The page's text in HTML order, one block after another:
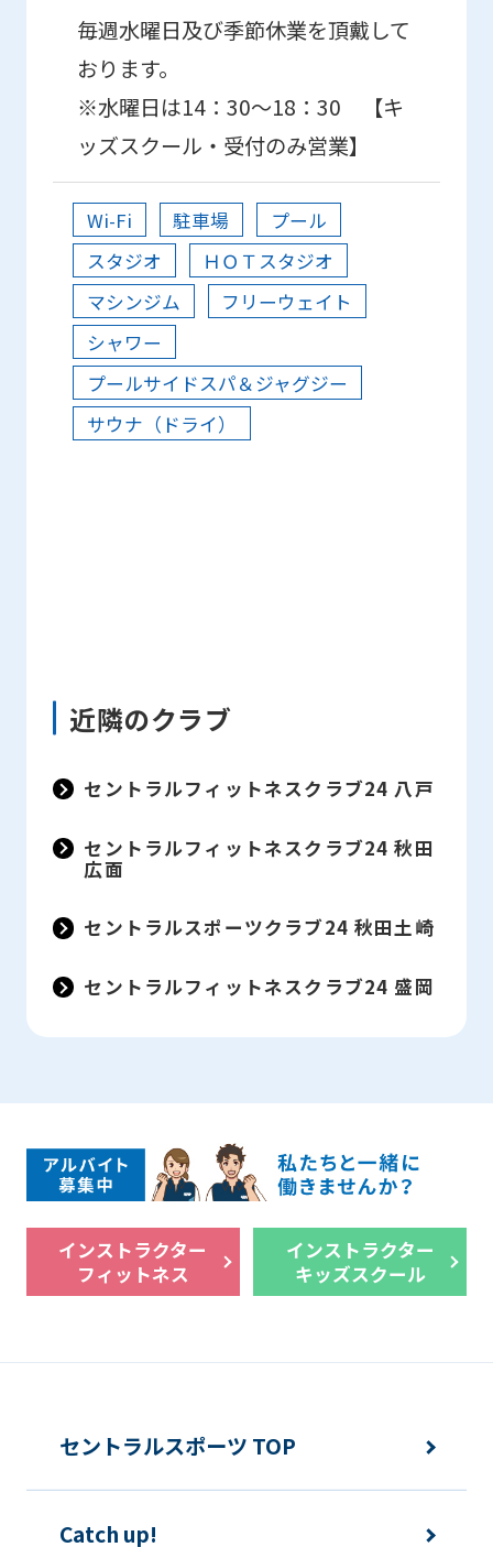
毎週水曜日及び季節休業を頂戴して
おります。
※水曜日は14：30〜18：30 【キ
ッズスクール・受付のみ営業】
Wi-Fi 駐車場
プール
スタジオ
ＨＯＴスタジオ
マシンジム
フリーウェイト
シャワー
プールサイドスパ＆ジャグジー
サウナ（ドライ）
近隣のクラブ
セントラルフィットネスクラブ24 八戸
セントラルフィットネスクラブ24 秋田
広面
セントラルスポーツクラブ24 秋田土崎
セントラルフィットネスクラブ24 盛岡
インストラクター
フィットネス
インストラクター
キッズスクール
セントラルスポーツ TOP
Catch up!